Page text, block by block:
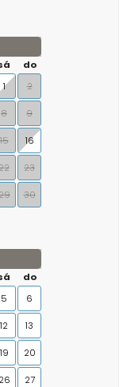
do
1
2
8 9
15 16
23
30
do
5 6
12 13
19 20
26 27